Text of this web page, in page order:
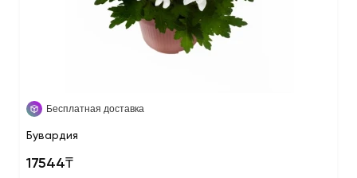
Бесплатная доставка
Бувардия
17544₸